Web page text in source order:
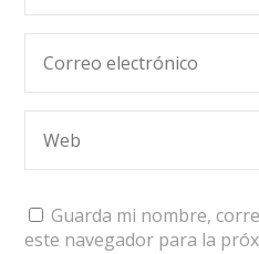
Guarda mi nombre,
este navegador para la